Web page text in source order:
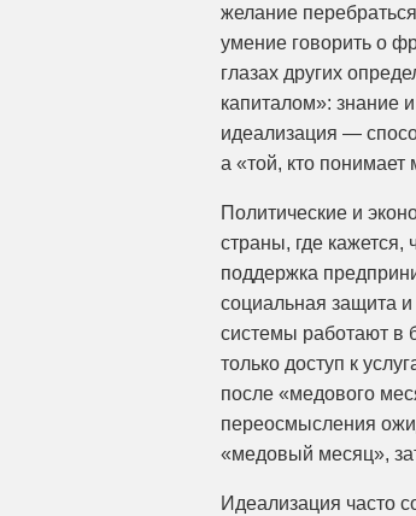
желание
умение говорить о
глазах других
капиталом»: знание
идеализация —
а «той, кто понимает
Политические и
страны, где
поддержка
социальная защита
системы работают в
только доступ к
после «медового
переосмысления
«медовый месяц»,
Идеализация часто